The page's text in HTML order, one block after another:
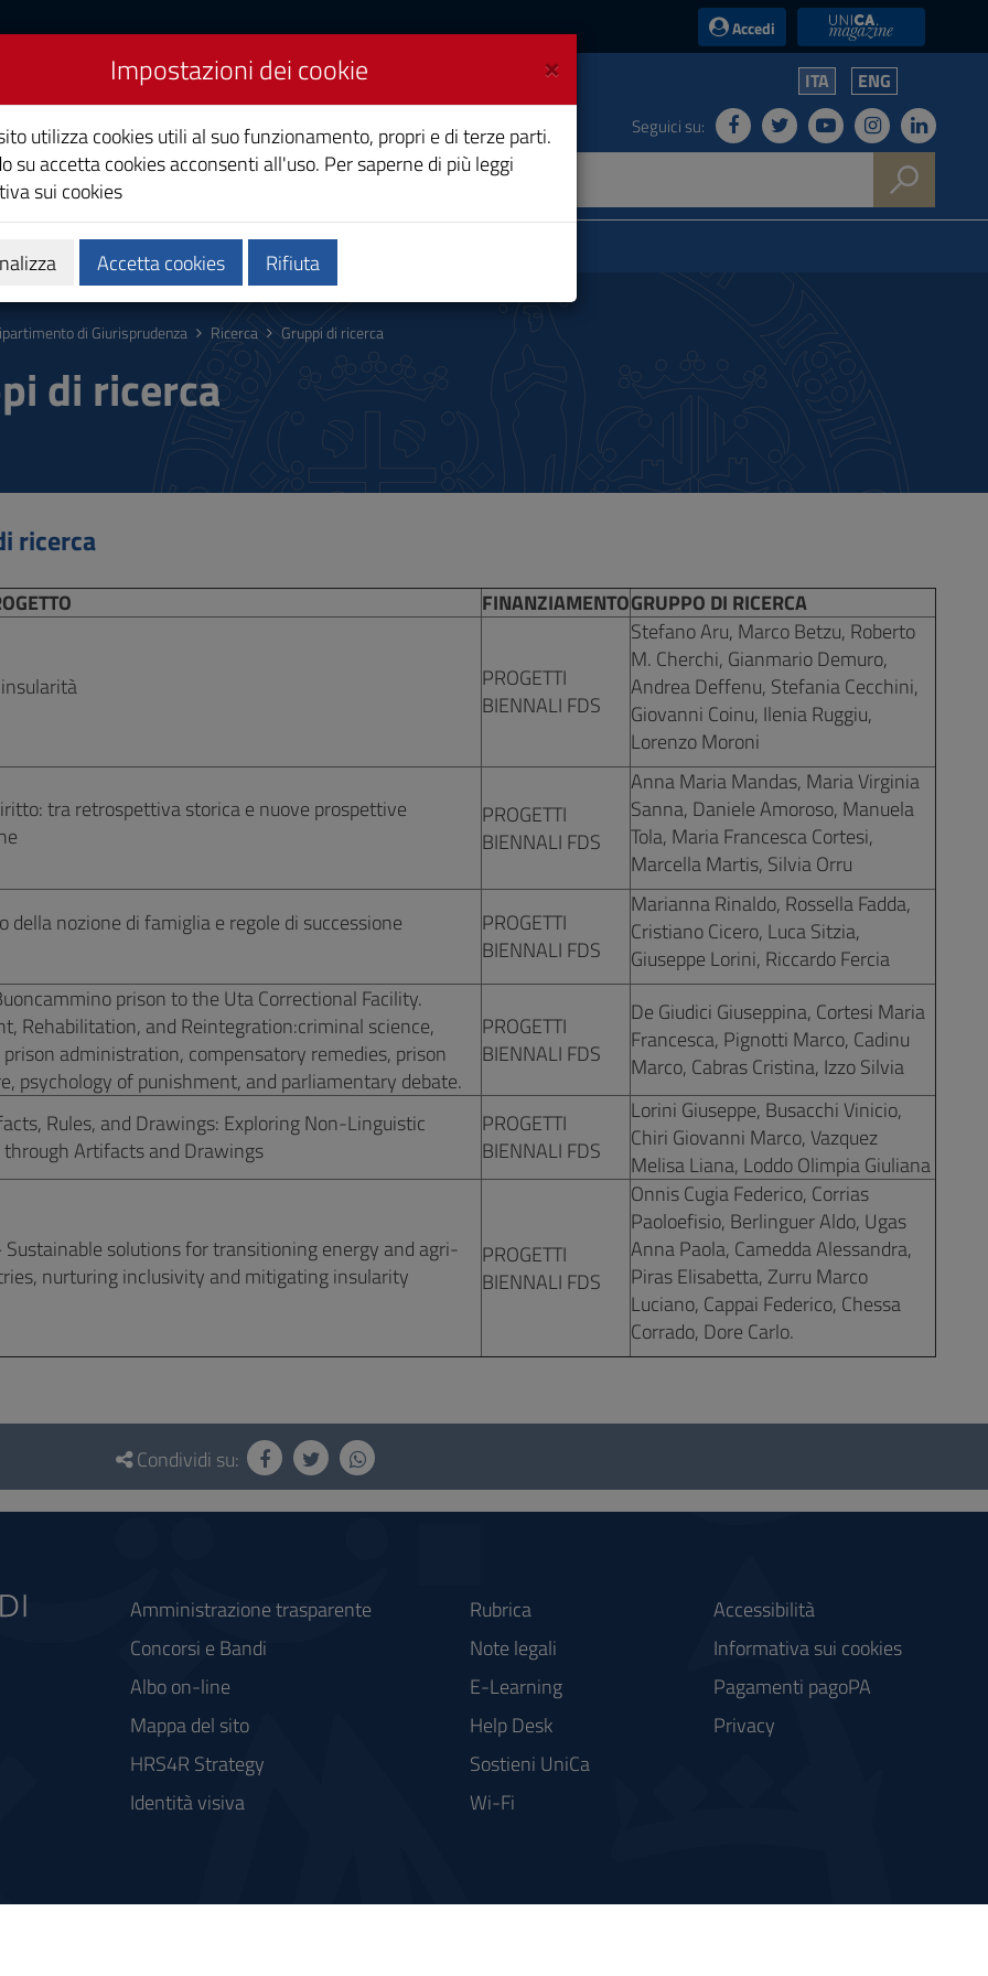
Accedi UniCA News
ITA ENG
Seguici su:
Persone
di Giurisprudenza Ricerca Gruppi di ricerca
di ricerca
ricerca
FINANZIAMENTOGRUPPO DI RICERCA
PROGETTI
BIENNALI FDS
Stefano Aru, Marco Betzu, Roberto
M. Cherchi, Gianmario Demuro,
Andrea Deffenu, Stefania Cecchini,
Giovanni Coinu, Ilenia Ruggiu,
Lorenzo Moroni
tra retrospettiva storica e nuove prospettive
PROGETTI
BIENNALI FDS
Anna Maria Mandas, Maria Virginia
Sanna, Daniele Amoroso, Manuela
Tola, Maria Francesca Cortesi,
Marcella Martis, Silvia Orru
della nozione di famiglia e regole di successione
PROGETTI
BIENNALI FDS
Marianna Rinaldo, Rossella Fadda,
Cristiano Cicero, Luca Sitzia,
Giuseppe Lorini, Riccardo Fercia
prison to the Uta Correctional Facility.
Rehabilitation, and Reintegration:criminal science,
administration, compensatory remedies, prison
psychology of punishment, and parliamentary debate.
PROGETTI
BIENNALI FDS
De Giudici Giuseppina, Cortesi Maria
Francesca, Pignotti Marco, Cadinu
Marco, Cabras Cristina, Izzo Silvia
Rules, and Drawings: Exploring Non-Linguistic
through Artifacts and Drawings
PROGETTI
BIENNALI FDS
Lorini Giuseppe, Busacchi Vinicio,
Chiri Giovanni Marco, Vazquez
Melisa Liana, Loddo Olimpia Giuliana
Sustainable solutions for transitioning energy and agri-
nurturing inclusivity and mitigating insularity
PROGETTI
BIENNALI FDS
Onnis Cugia Federico, Corrias
Paoloefisio, Berlinguer Aldo, Ugas
Anna Paola, Camedda Alessandra,
Piras Elisabetta, Zurru Marco
Luciano, Cappai Federico, Chessa
Corrado, Dore Carlo.
Condividi su:
Amministrazione trasparente
Concorsi e Bandi
Albo on-line
Mappa del sito
HRS4R Strategy
Identità visiva
Rubrica
Note legali
E-Learning
Help Desk
Sostieni UniCa
Wi-Fi
Accessibilità
Informativa sui cookies
Pagamenti pagoPA
Privacy
×
Impostazioni dei cookie
utilizza cookies utili al suo funzionamento, propri e di terze parti.
su accetta cookies acconsenti all'uso. Per saperne di più leggi
sui cookies
Accetta cookies Rifiuta